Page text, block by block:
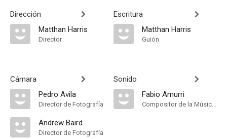
Dirección
Matthan Harris
Director
Cámara
Pedro Avila
Director de Fotografía
Andrew Baird
Director de Fotografía
Escritura
Matthan Harris
Guión
Sonido
Fabio Amurri
Compositor de la Música Original